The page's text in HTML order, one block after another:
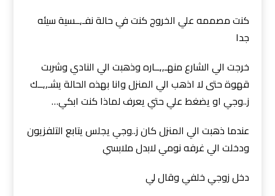
كنت مصممه علي الخروج كنت في حالة نفـ,ــسية سيئه
جدا
خرجت الي الشارع منهـ,,ــاره وذهبت الي النادي وشربت
قهوة حتى لا اذهب الي المنزل وانا بهذه الحالة يشـ,,ــك
ز..وجي او يضغط علي حتي يعرف لماذا كنت ابكي…
عندما ذهبت الي المنزل كان ز..وجي يجلس يتابع التلفزيون
ودخلت الي غرفه نومي لابدل ملابسي
دخل زوجي خلفي وقال لي